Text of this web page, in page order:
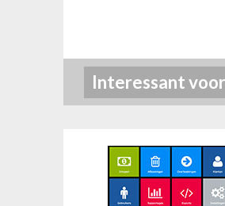
Interessant